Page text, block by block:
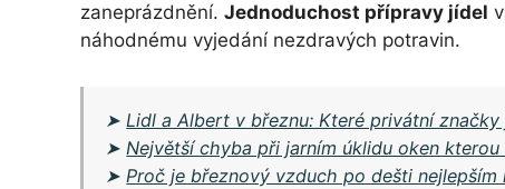
zaneprázdnění. Jednoduchost přípravy jídel
náhodnému vyjedání nezdravých potravin.
➤Lidl a Albert v březnu: Které privátní
➤Největší chyba při jarním úklidu oken
➤Proč je březnový vzduch po dešti